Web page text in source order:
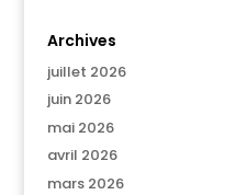
Archives
juillet 2026
juin 2026
mai 2026
avril 2026
mars 2026